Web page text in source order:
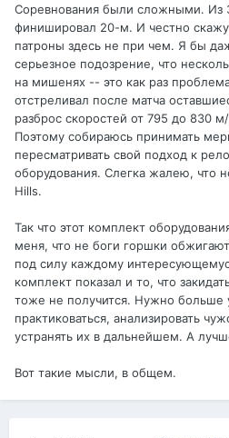
Соревнования были сложными. Из
финишировал 20-м. И честно
патроны здесь не при чем. Я бы
серьезное подозрение, что
на мишенях -- это как раз
отстреливал после матча
разброс скоростей от 795 до 830
Поэтому собираюсь принимать
пересматривать свой подход к
оборудования. Слегка жалею, что
Hills.
Так что этот комплект
меня, что не боги горшки
под силу каждому
комплект показал и то, что
тоже не получится. Нужно больше
практиковаться, анализировать
устранять их в дальнейшем. А
Вот такие мысли, в общем.